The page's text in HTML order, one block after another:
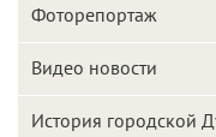
Фоторепортаж
Видео новости
История городской